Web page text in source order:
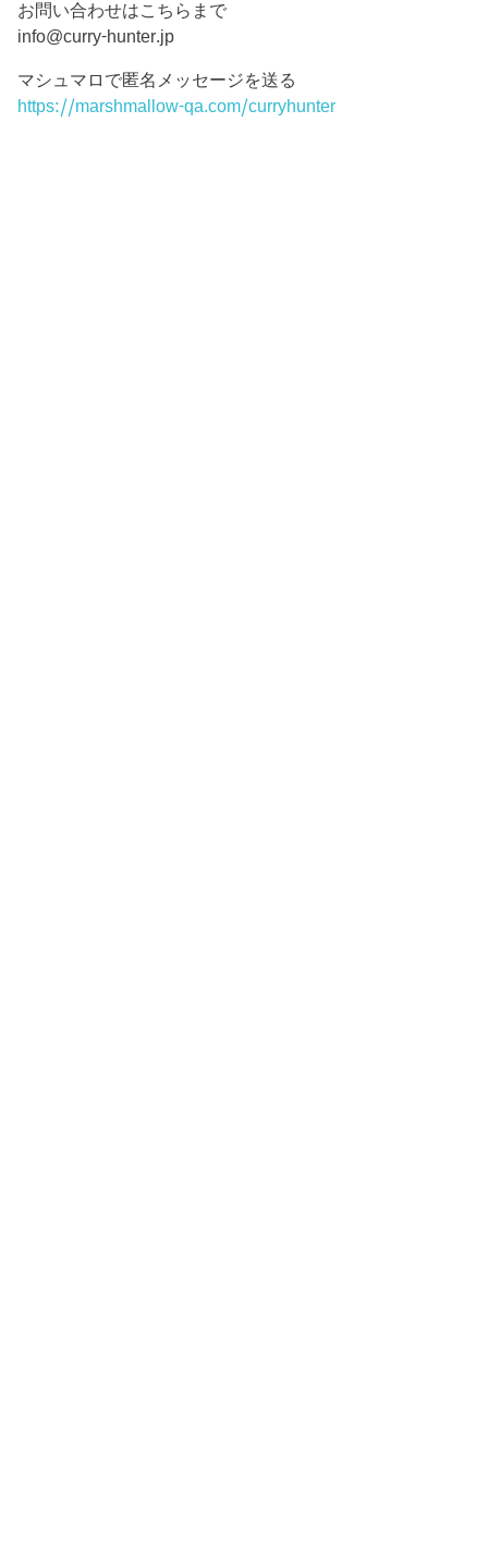
お問い合わせはこちらまで
info@curry-hunter.jp
マシュマロで匿名メッセージを送る
https://marshmallow-qa.com/curryhunter